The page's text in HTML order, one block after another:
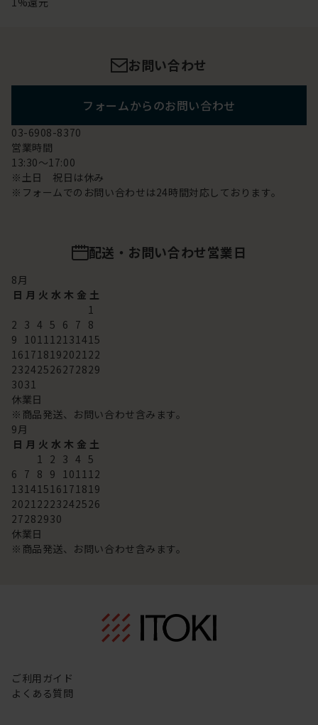
お問い合わせ
フォームからのお問い合わせ
03-6908-8370
営業時間
13:30～17:00
※土日 祝日は休み
※フォームでのお問い合わせは24時間対応しております。
配送・お問い合わせ営業日
8月
日 月 火 水 木 金 土
1
2 3 4 5 6 7 8
9 101112131415
16171819202122
23242526272829
3031
休業日
※商品発送、お問い合わせ含みます。
9月
日 月 火 水 木 金 土
1 2 3 4 5
6 7 8 9 101112
13141516171819
20212223242526
27282930
休業日
※商品発送、お問い合わせ含みます。
ご利用ガイド
よくある質問